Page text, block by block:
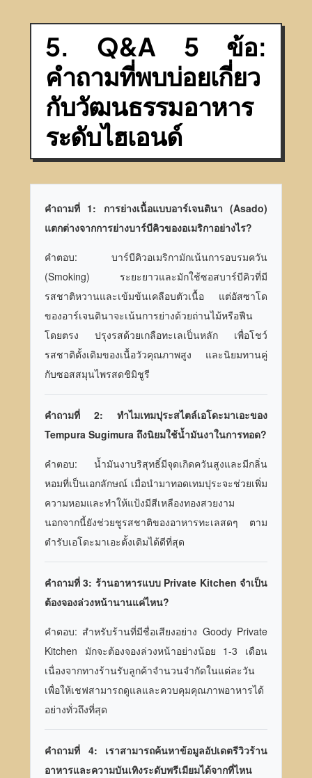
5. Q&A 5 ข้อ:
คำถามที่พบบ่อยเกี่ยว
กับวัฒนธรรมอาหาร
ระดับไฮเอนด์
คำถามที่ 1: การย่างเนื้อแบบอาร์เจนตินา (Asado)
แตกต่างจากการย่างบาร์บีคิวของอเมริกาอย่างไร?
คำตอบ: บาร์บีคิวอเมริกามักเน้นการอบรมควัน
(Smoking) ระยะยาวและมักใช้ซอสบาร์บีคิวที่มี
รสชาติหวานและเข้มข้นเคลือบตัวเนื้อ แต่อัสซาโด
ของอาร์เจนตินาจะเน้นการย่างด้วยถ่านไม้หรือฟืน
โดยตรง ปรุงรสด้วยเกลือทะเลเป็นหลัก เพื่อโชว์
รสชาติดั้งเดิมของเนื้อวัวคุณภาพสูง และนิยมทานคู่
กับซอสสมุนไพรสดชิมิชูรี
คำถามที่ 2: ทำไมเทมปุระสไตล์เอโดะมาเอะของ
Tempura Sugimura ถึงนิยมใช้น้ำมันงาในการทอด?
คำตอบ: น้ำมันงาบริสุทธิ์มีจุดเกิดควันสูงและมีกลิ่น
หอมที่เป็นเอกลักษณ์ เมื่อนำมาทอดเทมปุระจะช่วยเพิ่ม
ความหอมและทำให้แป้งมีสีเหลืองทองสวยงาม
นอกจากนี้ยังช่วยชูรสชาติของอาหารทะเลสดๆ ตาม
ตำรับเอโดะมาเอะดั้งเดิมได้ดีที่สุด
คำถามที่ 3: ร้านอาหารแบบ Private Kitchen จำเป็น
ต้องจองล่วงหน้านานแค่ไหน?
คำตอบ: สำหรับร้านที่มีชื่อเสียงอย่าง Goody Private
Kitchen มักจะต้องจองล่วงหน้าอย่างน้อย 1-3 เดือน
เนื่องจากทางร้านรับลูกค้าจำนวนจำกัดในแต่ละวัน
เพื่อให้เชฟสามารถดูแลและควบคุมคุณภาพอาหารได้
อย่างทั่วถึงที่สุด
คำถามที่ 4: เราสามารถค้นหาข้อมูลอัปเดตรีวิวร้าน
อาหารและความบันเทิงระดับพรีเมียมได้จากที่ไหน